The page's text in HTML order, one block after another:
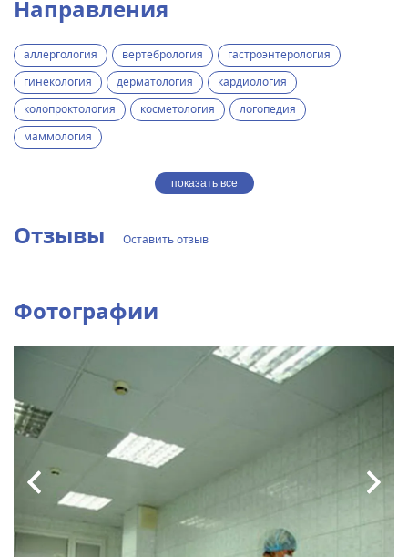
Направления
аллергология вертебрология
гастроэнтерология
гинекология
дерматология
кардиология
колопроктология
косметология
логопедия
маммология
показать все
Отзывы Оставить отзыв
Фотографии